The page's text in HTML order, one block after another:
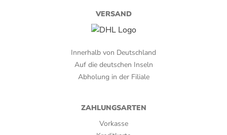
VERSAND
Innerhalb von Deutschland
Auf die deutschen Inseln
Abholung in der Filiale
ZAHLUNGSARTEN
Vorkasse